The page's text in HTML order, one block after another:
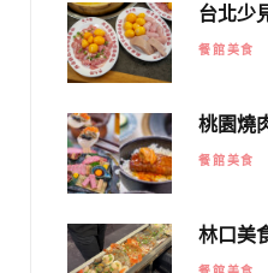
餐館美食
餐館美食